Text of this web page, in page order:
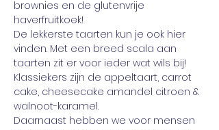
brownies en de glutenvrije
haverfruitkoek!
De lekkerste taarten kun je ook hier
vinden. Met een breed scala aan
taarten zit er voor ieder wat wils bij!
Klassiekers zijn de appeltaart, carrot
cake, cheesecake amandel citroen &
walnoot-karamel.
Daarnaast hebben we voor mensen